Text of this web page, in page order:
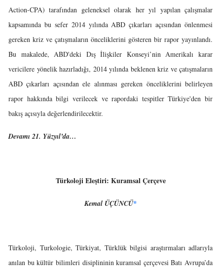
Action-CPA) tarafından geleneksel olarak her yıl yapılan çalışmalar
kapsamında bu sefer 2014 yılında ABD çıkarları açısından önlenmesi
gereken kriz ve çatışmaların önceliklerini gösteren bir rapor yayınlandı.
Bu makalede, ABD'deki Dış İlişkiler Konseyi’nin Amerikalı karar
vericilere yönelik hazırladığı, 2014 yılında beklenen kriz ve çatışmaların
ABD çıkarları açısından ele alınması gereken önceliklerini belirleyen
rapor hakkında bilgi verilecek ve rapordaki tespitler Türkiye'den bir
bakış açısıyla değerlendirilecektir.
Devamı 21. Yüzyıl’da…
Türkoloji Eleştiri: Kuramsal Çerçeve
Kemal ÜÇÜNCÜ*
Türkoloji, Turkologie, Türkiyat, Türklük bilgisi araştırmaları adlarıyla
anılan bu kültür bilimleri disiplininin kuramsal çerçevesi Batı Avrupa’da